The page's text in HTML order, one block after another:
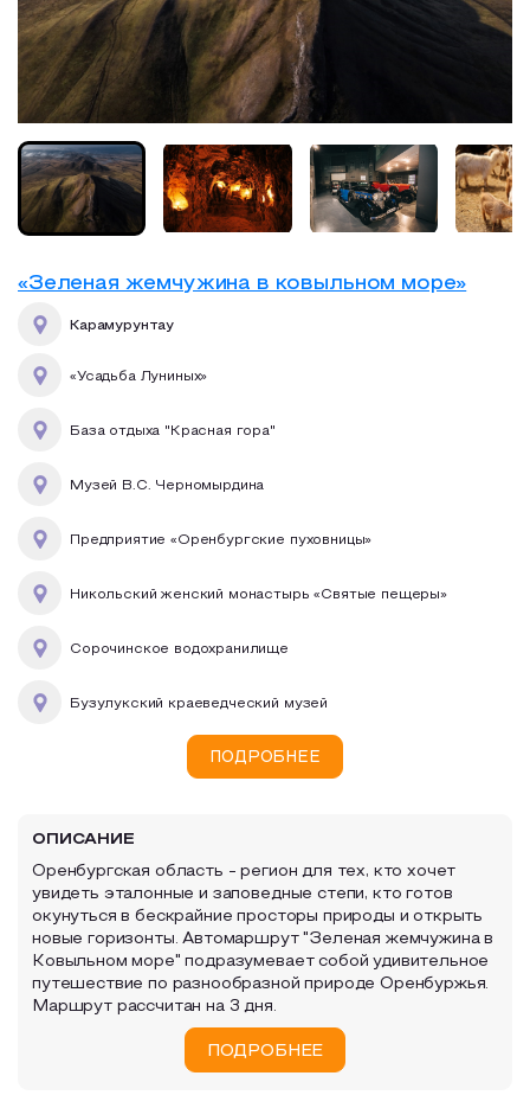
Образовательный туризм
Аттестованные экскурсоводы
Маршруты от экскурсоводов
Все маршруты
Доступная среда
«Зеленая жемчужина в ковыльном море»
Карамурунтау
«Усадьба Луниных»
База отдыха "Красная гора"
Музей В.С. Черномырдина
Предприятие «Оренбургские пуховницы»
Никольский женский монастырь «Святые пещеры»
Сорочинское водохранилище
Бузулукский краеведческий музей
ПОДРОБНЕЕ
ОПИСАНИЕ
Оренбургская область - регион для тех, кто хочет
увидеть эталонные и заповедные степи, кто готов
окунуться в бескрайние просторы природы и открыть
новые горизонты. Автомаршрут "Зеленая жемчужина в
Ковыльном море" подразумевает собой удивительное
путешествие по разнообразной природе Оренбуржья.
Маршрут рассчитан на 3 дня.
ПОДРОБНЕЕ